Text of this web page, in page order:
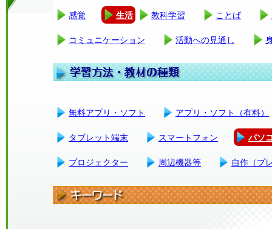
感覚 生活 教科学習 ことば
コミュニケーション 活動への見通し
無料アプリ・ソフト アプリ・ソフト（有料）
タブレット端末 スマートフォン パソ
プロジェクター 周辺機器等 自作（プ